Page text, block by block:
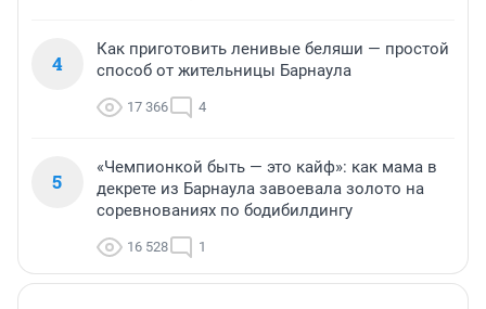
4
Как приготовить ленивые беляши — простой
способ от жительницы Барнаула
17 366 4
5
«Чемпионкой быть — это кайф»: как мама в
декрете из Барнаула завоевала золото на
соревнованиях по бодибилдингу
16 528 1